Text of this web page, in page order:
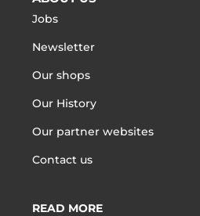
Jobs
Newsletter
Our shops
Our History
Our partner websites
Contact us
READ MORE